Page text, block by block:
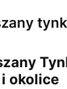
okolice